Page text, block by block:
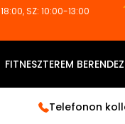
SZ: 10:00-13:00
FITNESZTEREM
Telefonon